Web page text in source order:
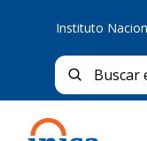
Instituto
Buscar